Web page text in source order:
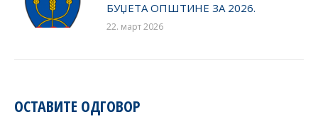
БУЏЕТА ОПШТИНЕ ЗА 2026.
22. март 2026
ОСТАВИТЕ ОДГОВОР